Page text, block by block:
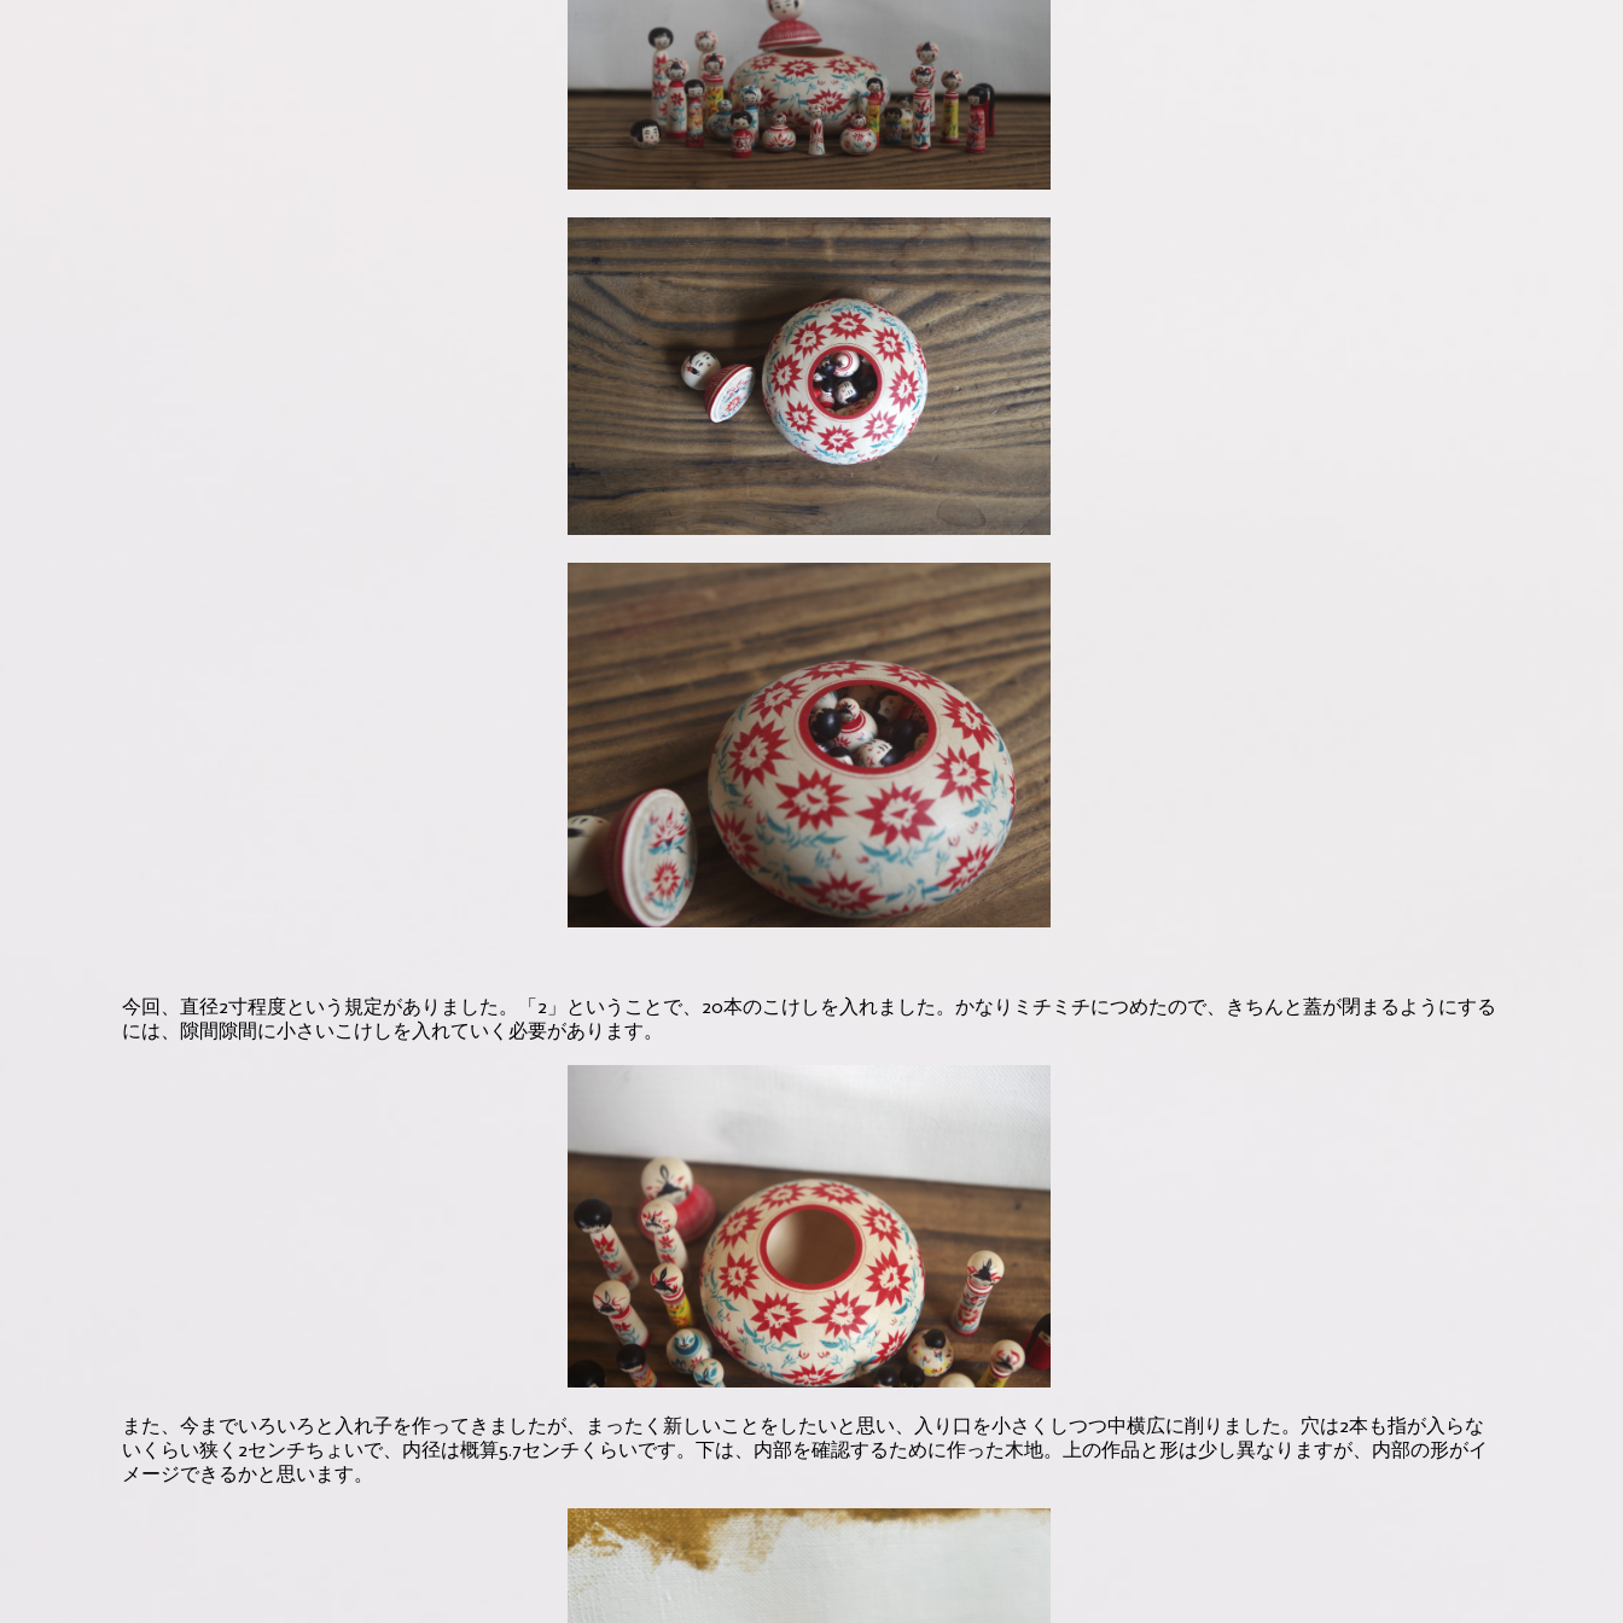
今回、直径2寸程度という規定がありました。「2」ということで、20本のこけしを入れました。かなりミチミチにつめたので、きちんと蓋が閉まるようにする
には、隙間隙間に小さいこけしを入れていく必要があります。
また、今までいろいろと入れ子を作ってきましたが、まったく新しいことをしたいと思い、入り口を小さくしつつ中横広に削りました。穴は2本も指が入らな
いくらい狭く2センチちょいで、内径は概算5.7センチくらいです。下は、内部を確認するために作った木地。上の作品と形は少し異なりますが、内部の形がイ
メージできるかと思います。